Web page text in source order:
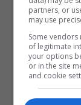
partners, or
may use
Some
of legitimate
your options
or in the site
and cookie